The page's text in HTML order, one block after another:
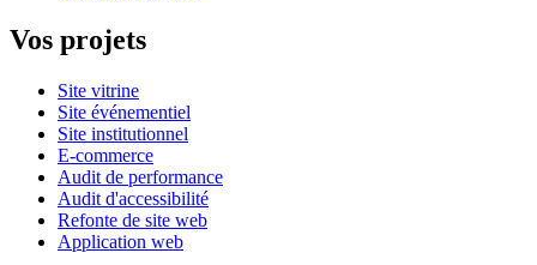
Vos projets
Site vitrine
Site événementiel
Site institutionnel
E-commerce
Audit de performance
Audit d'accessibilité
Refonte de site web
Application web